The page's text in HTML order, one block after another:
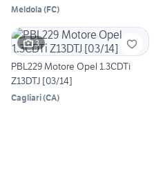
Meldola (FC)
3
PBL229 Motore Opel 1.3CDTi
Z13DTJ [03/14]
Cagliari(CA)